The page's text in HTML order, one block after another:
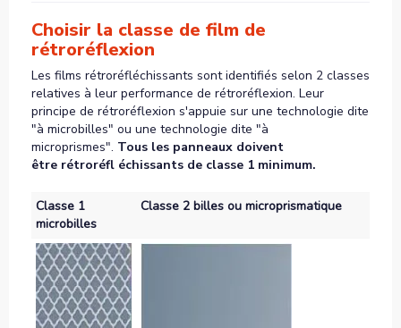
Choisir la classe de film de
rétroréflexion
Les films rétroréfléchissants sont identifiés selon 2 classes
relatives à leur performance de rétroréflexion. Leur
principe de rétroréflexion s'appuie sur une technologie dite
"à microbilles" ou une technologie dite "à
microprismes". Tous les panneaux doivent
être rétroréfl échissants de classe 1 minimum.
Classe 1
microbilles
Classe 2 billes ou microprismatique